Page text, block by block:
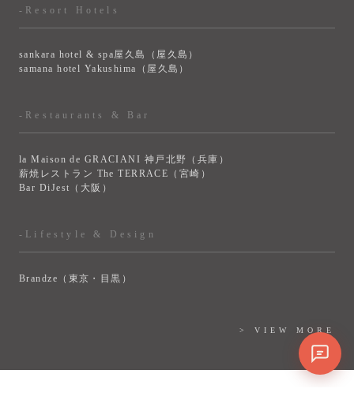
-Resort Hotels
sankara hotel & spa屋久島（屋久島）
samana hotel Yakushima（屋久島）
-Restaurants & Bar
la Maison de GRACIANI 神戸北野（兵庫）
薪焼レストラン The TERRACE（宮崎）
Bar DiJest（大阪）
-Lifestyle & Design
Brandze（東京・目黒）
> VIEW MORE